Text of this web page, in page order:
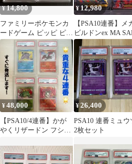
¥14,800
ファミリーポケモンカ
ードゲーム ピッピ ピク
シー PSA10 連番
¥12,980
【PSA10連番】メ
ビルドンex MA
¥48,000
【PSA10/4連番】かが
やくリザードン フシギ
番＋α）
¥26,400
PSA10 連番ミュウ
2枚セット